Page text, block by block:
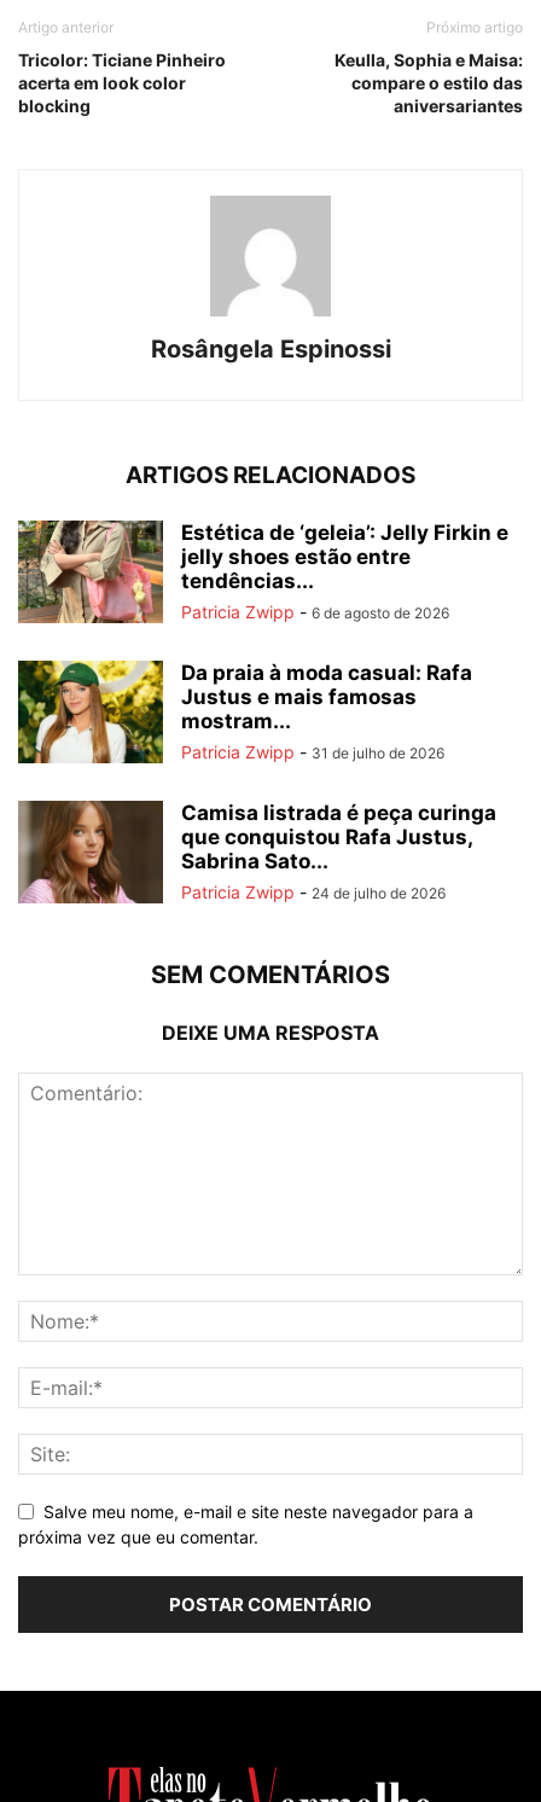
Artigo anterior
Tricolor: Ticiane Pinheiro
acerta em look color
blocking
Próximo artigo
Keulla, Sophia e Maisa:
compare o estilo das
aniversariantes
Rosângela Espinossi
ARTIGOS RELACIONADOS
Estética de ‘geleia’: Jelly Firkin e
jelly shoes estão entre
tendências...
Patricia Zwipp - 6 de agosto de 2026
Da praia à moda casual: Rafa
Justus e mais famosas
mostram...
Patricia Zwipp - 31 de julho de 2026
Camisa listrada é peça curinga
que conquistou Rafa Justus,
Sabrina Sato...
Patricia Zwipp - 24 de julho de 2026
SEM COMENTÁRIOS
DEIXE UMA RESPOSTA
Salve meu nome, e-mail e site neste navegador para a
próxima vez que eu comentar.